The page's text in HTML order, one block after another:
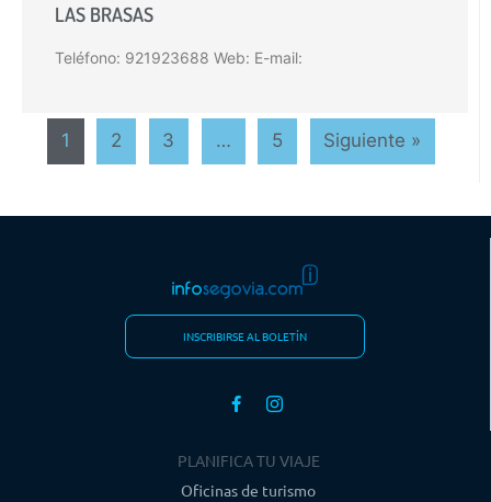
LAS BRASAS
Teléfono: 921923688 Web: E-mail:
1 2 3 … 5 Siguiente »
INSCRIBIRSE AL BOLETÍN
PLANIFICA TU VIAJE
Oficinas de turismo